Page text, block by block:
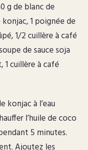
g de blanc de
1 poignée de
1/2 cuillère à café
de sauce soja
1 cuillère à café
konjac à l’eau
l’huile de coco
5 minutes.
Ajoutez les